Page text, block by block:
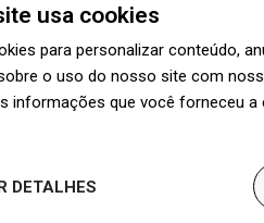
usa cookies
para personalizar conteúdo,
o uso do nosso site com
informações que você forneceu
DETALHES